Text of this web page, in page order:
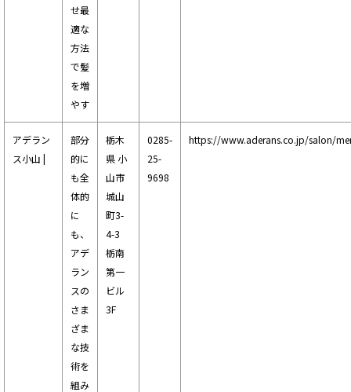
せ最
適な
方法
で髪
を増
やす
アデラン
ス小山 |
部分
的に
も全
体的
に
も、
アデ
ラン
スの
さま
ざま
な技
術を
組み
栃木
県 小
山市
城山
町3-
4-3
栃南
第一
ビル
3F
0285-
25-
9698
https://www.aderans.co.jp/salon/